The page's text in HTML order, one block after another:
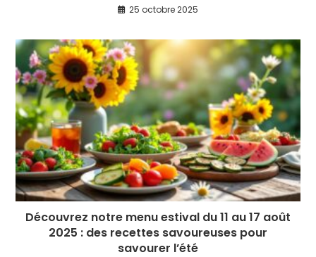
25 octobre 2025
Découvrez notre menu estival du 11 au 17 août
2025 : des recettes savoureuses pour
savourer l’été